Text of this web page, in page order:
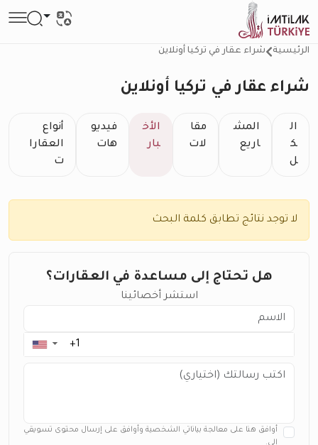
الرئيسية شراء عقار في تركيا أونلاين
شراء عقار في تركيا أونلاين
ال
ك
ل
المش
اريع
مقا
لات
الأخ
بار
فيديو
هات
أنواع
العقارا
ت
لا توجد نتائج تطابق كلمة البحث
هل تحتاج إلى مساعدة في العقارات؟
استشر أخصائينا
▼
أوافق هنا على معالجة بياناتي الشخصية وأوافق على إرسال محتوى تسويقي
إلي.